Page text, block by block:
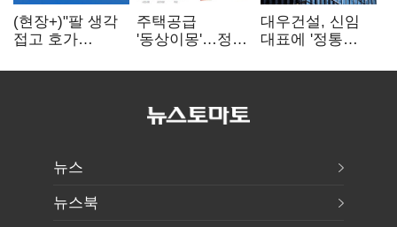
(현장+)"팔 생각
접고 호가
똘똘한 한 채'
주택공급
'동상이몽'…정부
없으면 '공수표'
대우건설, 신임
대표에 '정통
부사장 내정
뉴스
뉴스북